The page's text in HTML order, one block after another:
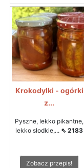
Krokodylki - ogórki
z...
Pyszne, lekko pikantne,
lekko słodkie,... ⇖ 2183
Zobacz przepis!